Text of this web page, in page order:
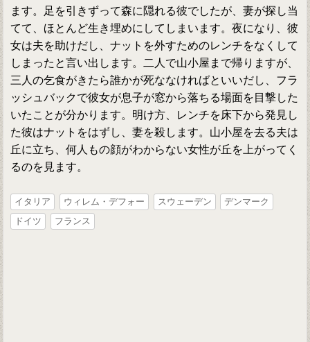
ます。足を引きずって森に隠れる彼でしたが、妻が探し当
てて、ほとんど生き埋めにしてしまいます。夜になり、彼
女は夫を助けだし、ナットを外すためのレンチをなくして
しまったと言い出します。二人で山小屋まで帰りますが、
三人の乞食がきたら誰かが死ななければといいだし、フラ
ッシュバックで彼女が息子が窓から落ちる場面を目撃した
いたことが分かります。明け方、レンチを床下から発見し
た彼はナットをはずし、妻を殺します。山小屋を去る夫は
丘に立ち、何人もの顔がわからない女性が丘を上がってく
るのを見ます。
イタリア ウィレム・デフォー スウェーデン
デンマーク
ドイツ
フランス